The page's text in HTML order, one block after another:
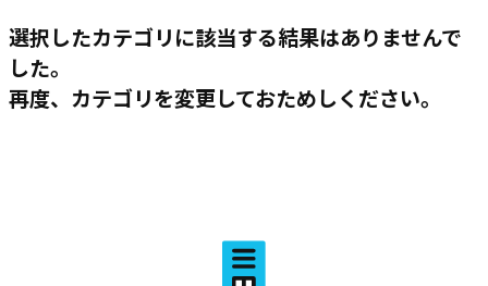
選択したカテゴリに該当する結果はありませんで
した。
再度、カテゴリを変更しておためしください。